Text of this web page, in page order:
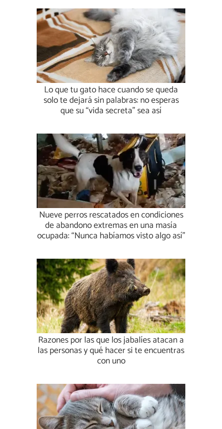
Lo que tu gato hace cuando se queda
solo te dejará sin palabras: no esperas
que su “vida secreta” sea así
Nueve perros rescatados en condiciones
de abandono extremas en una masía
ocupada: “Nunca habíamos visto algo así”
Razones por las que los jabalíes atacan a
las personas y qué hacer si te encuentras
con uno